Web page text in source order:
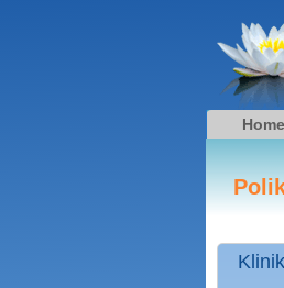
Home